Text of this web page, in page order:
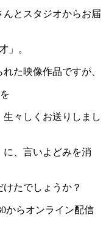
とスタジオからお届
」。
た映像作品ですが、
々しくお送りしまし
、言いよどみを消
たでしょうか？
からオンライン配信